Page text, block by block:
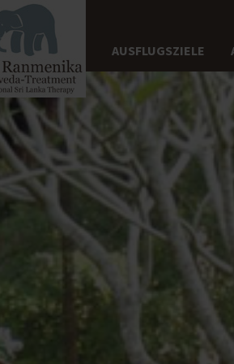
AUSFLUGSZIELE